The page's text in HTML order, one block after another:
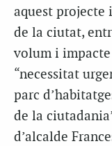
aquest projecte
de la ciutat,
volum i
“necessitat
parc
de la
d’alcalde